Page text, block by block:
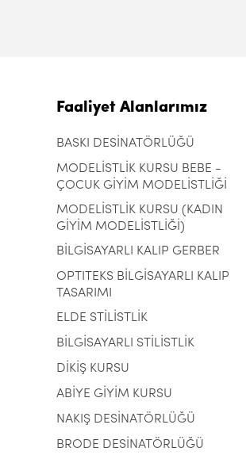
Faaliyet Alanlarımız
BASKI DESİNATÖRLÜĞÜ
MODELİSTLİK KURSU BEBE -
ÇOCUK GİYİM MODELİSTLİĞİ
MODELİSTLİK KURSU (KADIN
GİYİM MODELİSTLİĞİ)
BİLGİSAYARLI KALIP GERBER
OPTITEKS BİLGİSAYARLI KALIP
TASARIMI
ELDE STİLİSTLİK
BİLGİSAYARLI STİLİSTLİK
DİKİŞ KURSU
ABİYE GİYİM KURSU
NAKIŞ DESİNATÖRLÜĞÜ
BRODE DESİNATÖRLÜĞÜ